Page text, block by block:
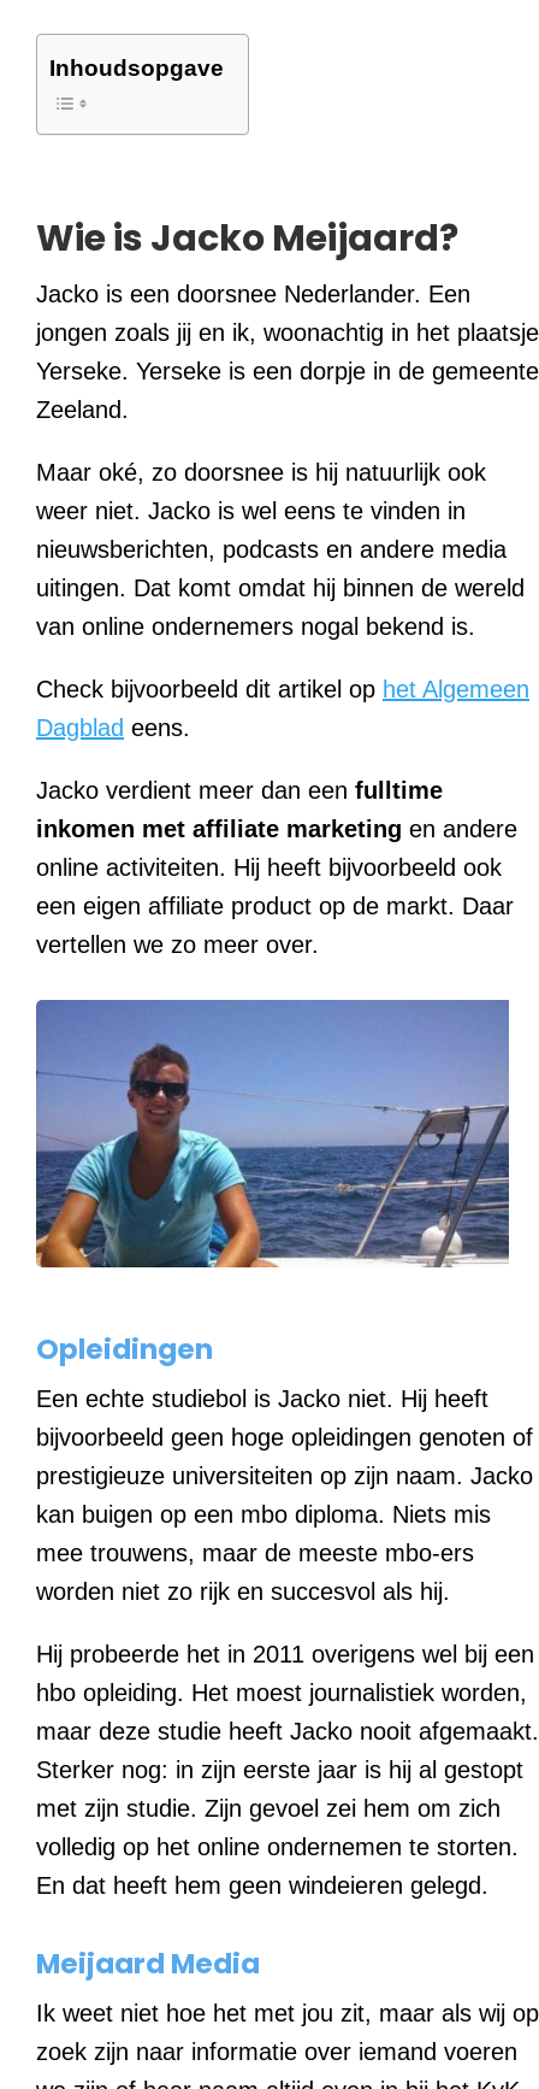
Inhoudsopgave
Wie is Jacko Meijaard?
Jacko is een doorsnee Nederlander. Een
jongen zoals jij en ik, woonachtig in het plaatsje
Yerseke. Yerseke is een dorpje in de gemeente
Zeeland.
Maar oké, zo doorsnee is hij natuurlijk ook
weer niet. Jacko is wel eens te vinden in
nieuwsberichten, podcasts en andere media
uitingen. Dat komt omdat hij binnen de wereld
van online ondernemers nogal bekend is.
Check bijvoorbeeld dit artikel op het Algemeen
Dagblad eens.
Jacko verdient meer dan een fulltime
inkomen met affiliate marketing en andere
online activiteiten. Hij heeft bijvoorbeeld ook
een eigen affiliate product op de markt. Daar
vertellen we zo meer over.
Opleidingen
Een echte studiebol is Jacko niet. Hij heeft
bijvoorbeeld geen hoge opleidingen genoten of
prestigieuze universiteiten op zijn naam. Jacko
kan buigen op een mbo diploma. Niets mis
mee trouwens, maar de meeste mbo-ers
worden niet zo rijk en succesvol als hij.
Hij probeerde het in 2011 overigens wel bij een
hbo opleiding. Het moest journalistiek worden,
maar deze studie heeft Jacko nooit afgemaakt.
Sterker nog: in zijn eerste jaar is hij al gestopt
met zijn studie. Zijn gevoel zei hem om zich
volledig op het online ondernemen te storten.
En dat heeft hem geen windeieren gelegd.
Meijaard Media
Ik weet niet hoe het met jou zit, maar als wij op
zoek zijn naar informatie over iemand voeren